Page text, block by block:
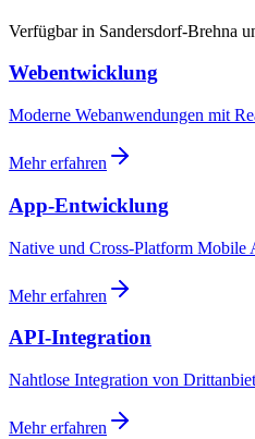
Verfügbar in Sandersdorf-Brehna
Webentwicklung
Moderne Webanwendungen mit
Mehr erfahren
App-Entwicklung
Native und Cross-Platform Mobile
Mehr erfahren
API-Integration
Nahtlose Integration von
Mehr erfahren